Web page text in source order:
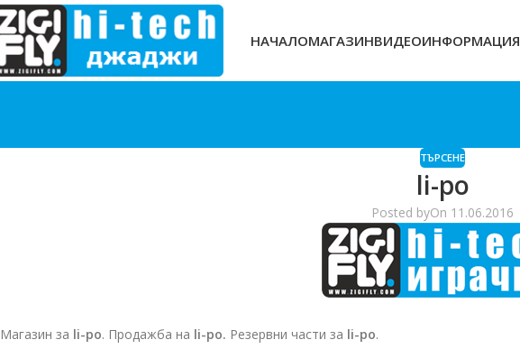
НАЧАЛОМАГАЗИНВИДЕОИНФОРМАЦИЯ
ТЪРСЕНЕ
li-po
Posted byOn 11.06.2016
Магазин за li-po. Продажба на li-po. Резервни части за li-po.